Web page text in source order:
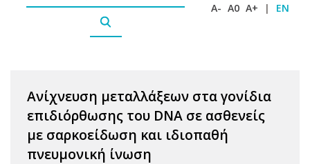
A- A0 A+ | EN
Ανίχνευση μεταλλάξεων στα γονίδια
επιδιόρθωσης του DNA σε ασθενείς
με σαρκοείδωση και ιδιοπαθή
πνευμονική ίνωση